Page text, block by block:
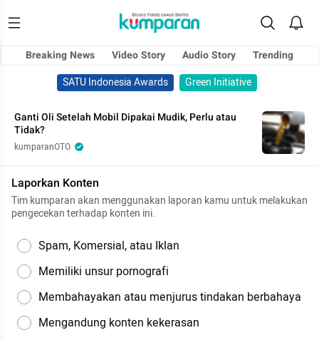
Breaking News Video Story Audio Story
Trending
SATU Indonesia Awards
Green Initiative
Ganti Oli Setelah Mobil Dipakai Mudik, Perlu atau
Tidak?
kumparanOTO
Laporkan Konten
Tim kumparan akan menggunakan laporan kamu untuk melakukan
pengecekan terhadap konten ini.
Spam, Komersial, atau Iklan
Memiliki unsur pornografi
Membahayakan atau menjurus tindakan berbahaya
Mengandung konten kekerasan